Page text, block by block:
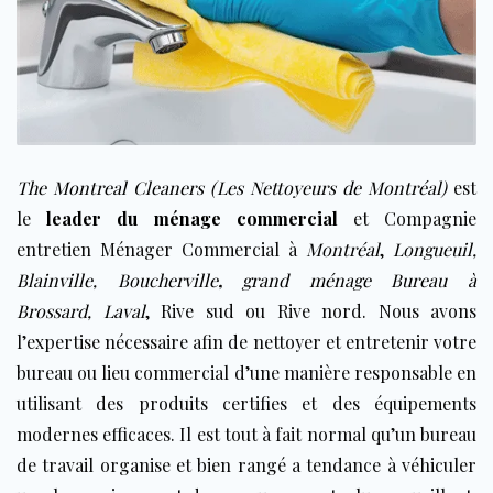
The Montreal Cleaners (Les Nettoyeurs de Montréal)est
leleader du ménage commercialet Compagnie
entretien Ménager Commercial à Montréal, Longueuil,
Blainville, Boucherville, grand ménage Bureau à
Brossard, Laval, Rive sud ou Rive nord. Nous avons
l’expertise nécessaire afin de nettoyer et entretenir votre
bureau ou lieu commercial d’une manière responsable en
utilisant des produits certifies et des équipements
modernes efficaces. Il est tout à fait normal qu’un bureau
de travail organise et bien rangé a tendance à véhiculer